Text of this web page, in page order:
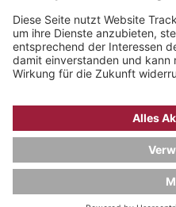
Bachmann &
AGB & WIDERRUF